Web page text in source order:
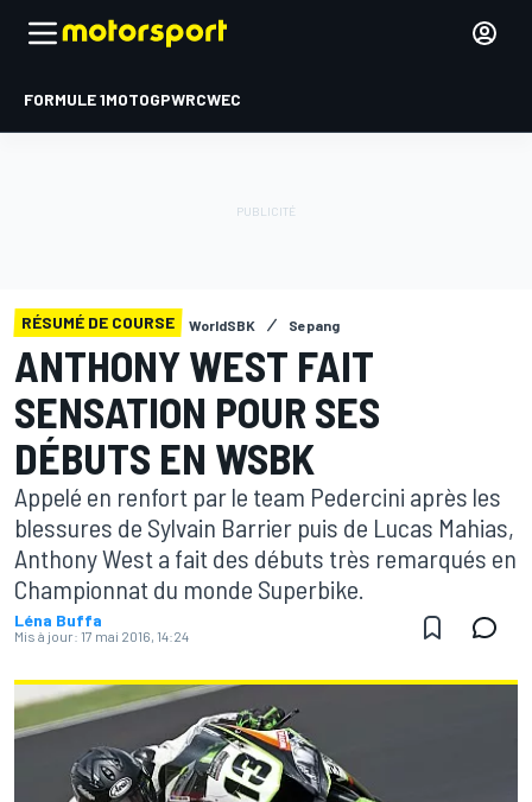
FORMULE 1MOTOGPWRCWEC
RÉSUMÉ DE COURSE WorldSBK Sepang
ANTHONY WEST FAIT
SENSATION POUR SES
DÉBUTS EN WSBK
Appelé en renfort par le team Pedercini après les
blessures de Sylvain Barrier puis de Lucas Mahias,
Anthony West a fait des débuts très remarqués en
Championnat du monde Superbike.
Léna Buffa
Mis à jour: 17 mai 2016, 14:24